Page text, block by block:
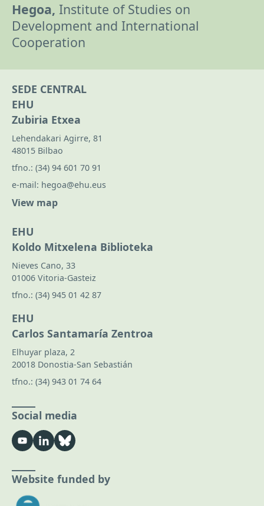
Hegoa, Institute of Studies on
Development and International
Cooperation
SEDE CENTRAL
EHU
Zubiria Etxea
Lehendakari Agirre, 81
48015 Bilbao
tfno.: (34) 94 601 70 91
e-mail: hegoa@ehu.eus
View map
EHU
Koldo Mitxelena Biblioteka
Nieves Cano, 33
01006 Vitoria-Gasteiz
tfno.: (34) 945 01 42 87
EHU
Carlos Santamaría Zentroa
Elhuyar plaza, 2
20018 Donostia-San Sebastián
tfno.: (34) 943 01 74 64
Social media
Website funded by